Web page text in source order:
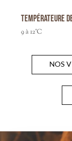
Températeure
9 à 12°C
NOS